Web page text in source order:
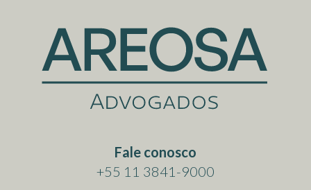
Fale conosco
+55 11 3841-9000